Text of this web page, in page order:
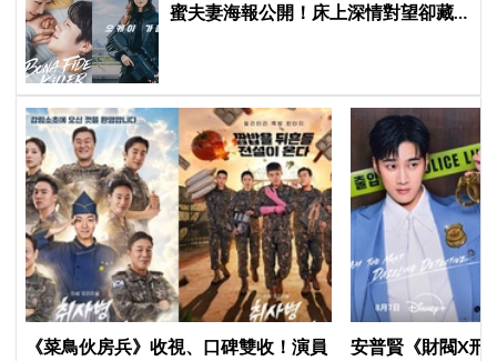
蜜夫妻海報公開！床上深情對望卻藏
《菜鳥伙房兵》收視、口碑雙收！演員
安普賢《財閥X刑